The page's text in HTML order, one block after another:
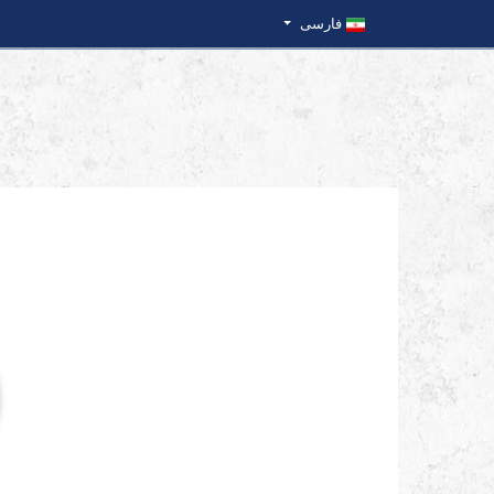
فارسی